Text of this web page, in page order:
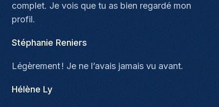
complet. Je vois que tu as bien regardé mon
profil.
Stéphanie Reniers
Légèrement ! Je ne l’avais jamais vu avant.
Hélène Ly